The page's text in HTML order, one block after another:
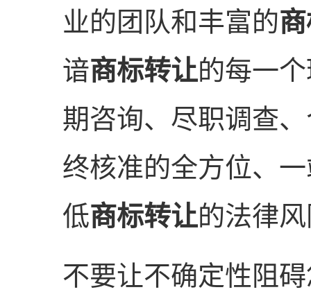
业的团队和丰富的
谙商标转让的每一
期咨询、尽职调查
终核准的全方位、
低商标转让的法律
不要让不确定性阻